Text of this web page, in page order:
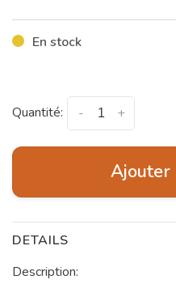
En stock
Quantité: +
-
Ajouter
DETAILS
Description: